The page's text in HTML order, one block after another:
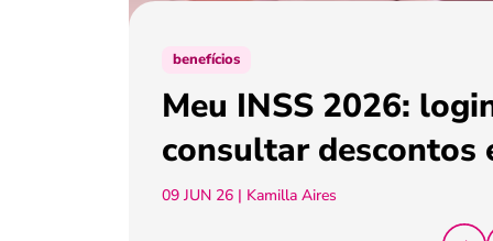
benefícios
Meu INSS 2026:
consultar descontos
09 JUN 26 | Kamilla Aires